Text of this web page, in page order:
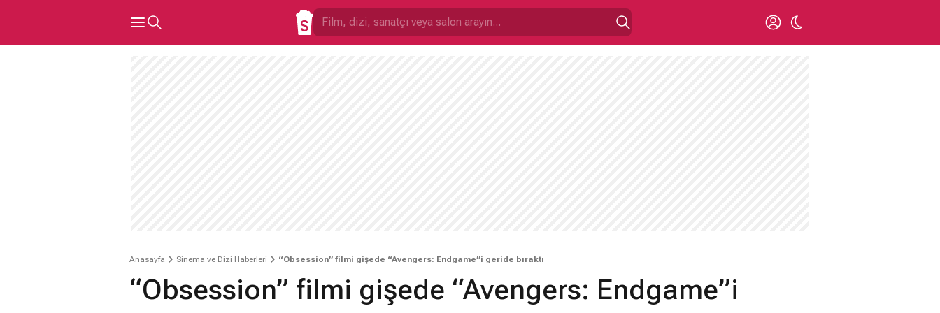
Anasayfa Sinema ve Dizi Haberleri “Obsession” filmi gişede “Avengers: Endgame”i geride bıraktı
“Obsession” filmi gişede “Avengers: Endgame”i